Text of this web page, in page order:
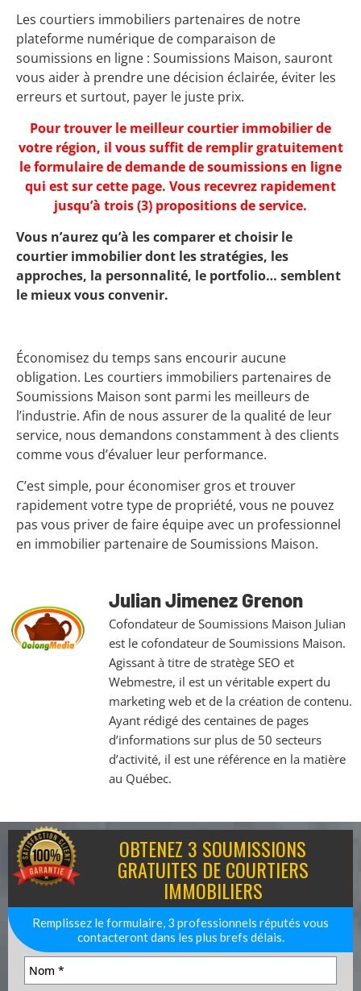
Les courtiers immobiliers partenaires de notre
plateforme numérique de comparaison de
soumissions en ligne : Soumissions Maison, sauront
vous aider à prendre une décision éclairée, éviter les
erreurs et surtout, payer le juste prix.
Pour trouver le meilleur courtier immobilier de
votre région, il vous suffit de remplir gratuitement
le formulaire de demande de soumissions en ligne
qui est sur cette page. Vous recevrez rapidement
jusqu’à trois (3) propositions de service.
Vous n’aurez qu’à les comparer et choisir le
courtier immobilier dont les stratégies, les
approches, la personnalité, le portfolio… semblent
le mieux vous convenir.
Économisez du temps sans encourir aucune
obligation. Les courtiers immobiliers partenaires de
Soumissions Maison sont parmi les meilleurs de
l’industrie. Afin de nous assurer de la qualité de leur
service, nous demandons constamment à des clients
comme vous d’évaluer leur performance.
C’est simple, pour économiser gros et trouver
rapidement votre type de propriété, vous ne pouvez
pas vous priver de faire équipe avec un professionnel
en immobilier partenaire de Soumissions Maison.
Julian Jimenez Grenon
Cofondateur de Soumissions Maison Julian
est le cofondateur de Soumissions Maison.
Agissant à titre de stratège SEO et
Webmestre, il est un véritable expert du
marketing web et de la création de contenu.
Ayant rédigé des centaines de pages
d’informations sur plus de 50 secteurs
d’activité, il est une référence en la matière
au Québec.
OBTENEZ 3 SOUMISSIONS
GRATUITES DE COURTIERS
IMMOBILIERS
Remplissez le formulaire, 3 professionnels réputés vous
contacteront dans les plus brefs délais.